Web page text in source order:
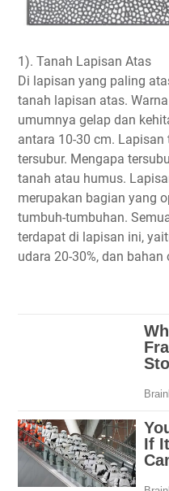
1). Tanah Lapisan Atas
Di lapisan yang paling
tanah lapisan atas.
umumnya gelap dan
antara 10-30 cm.
tersubur. Mengapa
tanah atau humus.
merupakan bagian yang
tumbuh-tumbuhan.
terdapat di lapisan ini,
udara 20-30%, dan bahan